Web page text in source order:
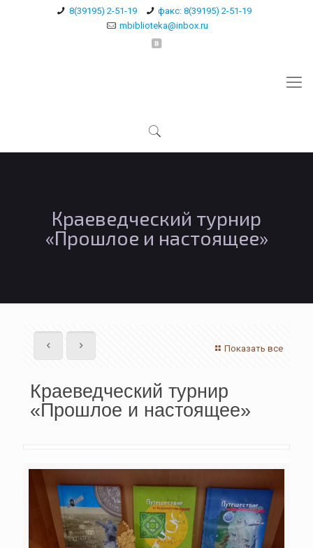
8(39195) 2-51-19
факс: 8(39195) 2-51-19
mbiblioteka@inbox.ru
Краеведческий турнир
«Прошлое и настоящее»
Показать все
Краеведческий турнир
«Прошлое и настоящее»